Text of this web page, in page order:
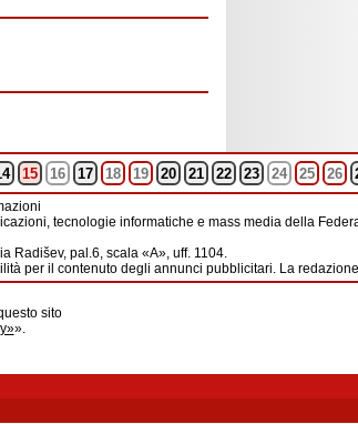
15 16 17 18 19 20 21 22 23 24 25 26
tecnologie informatiche e mass media della
Radišev, pal.6, scala «А», uff. 1104.
per il contenuto degli annunci pubblicitari. La
sito
».